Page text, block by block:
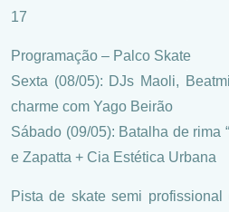
17
Programação – Palco Skate
Sexta (08/05): DJs Maoli,
charme com Yago Beirão
Sábado (09/05): Batalha de rima
e Zapatta + Cia Estética Urbana
Pista de skate semi